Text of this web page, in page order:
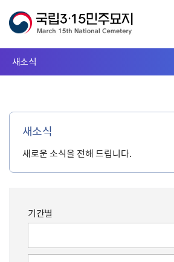
새소식
새소식
새로운 소식을 전해 드립니다.
기간별